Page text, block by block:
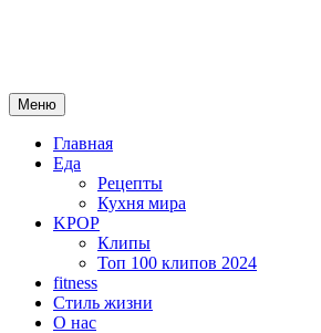
Меню
Главная
Еда
Рецепты
Кухня мира
KPOP
Клипы
Топ 100 клипов 2024
fitness
Стиль жизни
О нас